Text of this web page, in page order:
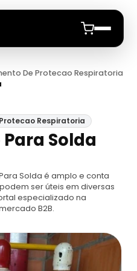
Respiratoria
Espaço
Drager
Litros
De Protecao Respiratoria
Respiratoria
Solda
Solda é amplo e conta
ser úteis em diversas
especializado na
B2B.